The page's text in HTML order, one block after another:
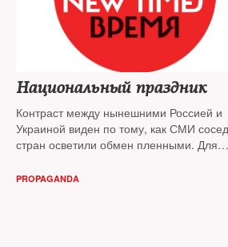
Национальный праздник
Контраст между нынешними Россией и
Украиной виден по тому, как СМИ
стран осветили обмен пленными. Для
для российской пропаганды —
PROPAGANDA